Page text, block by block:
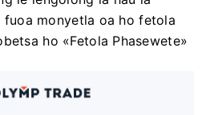
monyetla oa ho fetola
ho «Fetola Phasewete»